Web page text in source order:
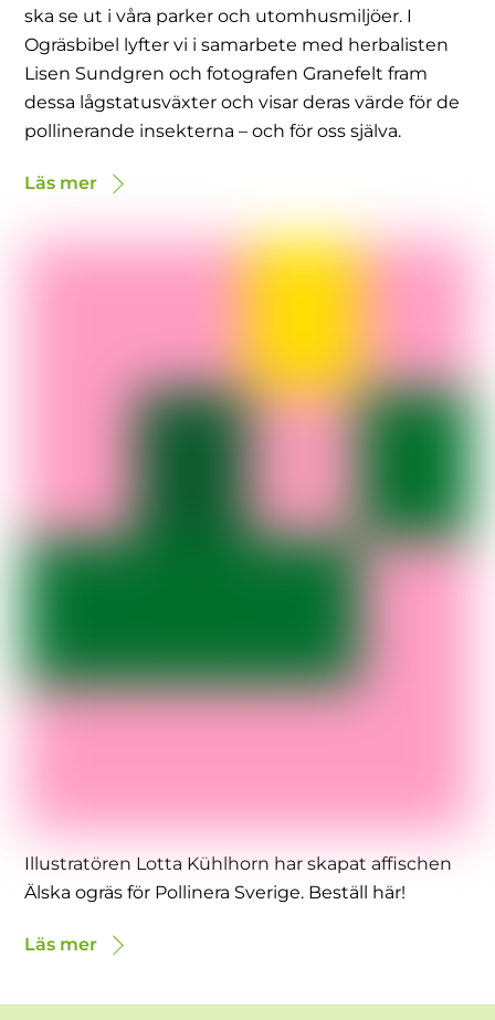
ska se ut i våra parker och utomhusmiljöer. I
Ogräsbibel lyfter vi i samarbete med herbalisten
Lisen Sundgren och fotografen Granefelt fram
dessa lågstatusväxter och visar deras värde för de
pollinerande insekterna – och för oss själva.
Läs mer
Illustratören Lotta Kühlhorn har skapat affischen
Älska ogräs för Pollinera Sverige. Beställ här!
Läs mer